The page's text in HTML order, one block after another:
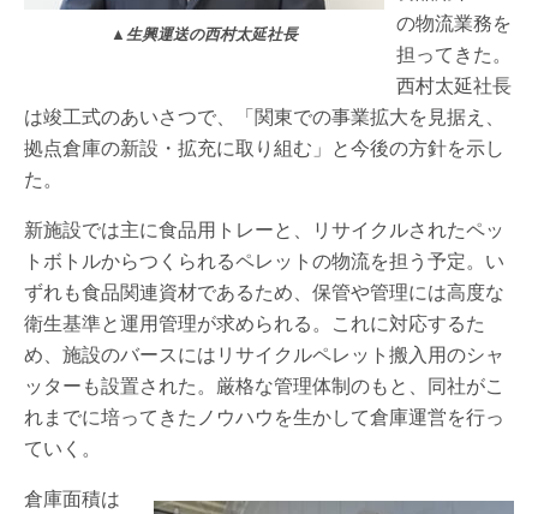
▲生興運送の西村太延社長
の物流業務を
担ってきた。
西村太延社長
は竣工式のあいさつで、「関東での事業拡大を見据え、
拠点倉庫の新設・拡充に取り組む」と今後の方針を示し
た。
新施設では主に食品用トレーと、リサイクルされたペッ
トボトルからつくられるペレットの物流を担う予定。い
ずれも食品関連資材であるため、保管や管理には高度な
衛生基準と運用管理が求められる。これに対応するた
め、施設のバースにはリサイクルペレット搬入用のシャ
ッターも設置された。厳格な管理体制のもと、同社がこ
れまでに培ってきたノウハウを生かして倉庫運営を行っ
ていく。
倉庫面積は